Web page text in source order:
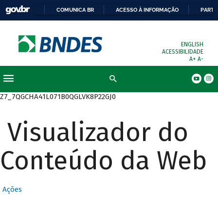
COMUNICA BR ACESSO À INFORMAÇÃO
ENGLISH
ACESSIBILIDADE
A+ A-
Z7_7QGCHA41L071B0QGLVK8P22GJ0
Visualizador do
Conteúdo da Web
Ações